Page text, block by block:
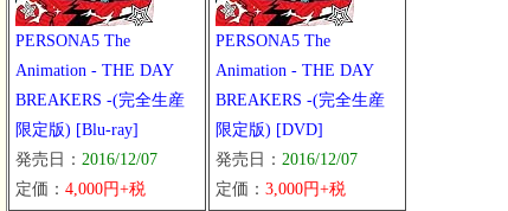
PERSONA5 The
Animation - THE DAY
BREAKERS -(完全生産
限定版) [Blu-ray]
発売日： 2016/12/07
定価： 4,000円+税
PERSONA5 The
Animation - THE DAY
BREAKERS -(完全生産
限定版) [DVD]
発売日： 2016/12/07
定価： 3,000円+税